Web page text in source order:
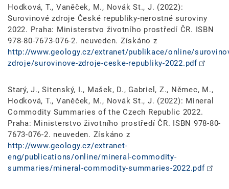
Hodková, T., Vaněček, M., Novák St., J. (2022):
Surovinové zdroje České republiky-nerostné suroviny
2022. Praha: Ministerstvo životního prostředí ČR. ISBN
978-80-7673-076-2. neuveden. Získáno z
http://www.geology.cz/extranet/publikace/online/
zdroje/surovinove-zdroje-ceske-republiky-2022.pdf
Starý, J., Sitenský, I., Mašek, D., Gabriel, Z., Němec, M.,
Hodková, T., Vaněček, M., Novák St., J. (2022): Mineral
Commodity Summaries of the Czech Republic 2022.
Praha: Ministerstvo životního prostředí ČR. ISBN 978-80-
7673-076-2. neuveden. Získáno z
http://www.geology.cz/extranet-
eng/publications/online/mineral-commodity-
summaries/mineral-commodity-summaries-2022.pdf